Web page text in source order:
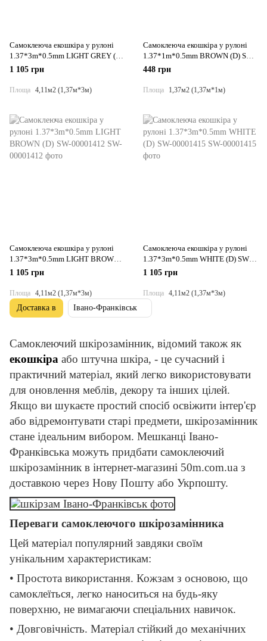
Самоклеюча екошкіра у рулоні
1.37*3m*0.5mm LIGHT GREY (D)
SW-00001324
1 105 грн
Площа 4,11м2 (1,37м*3м)
Самоклеюча екошкіра у рулоні
1.37*1m*0.5mm BROWN (D) SW-
00001360
448 грн
Площа 1,37м2 (1,37м*1м)
Самоклеюча екошкіра у рулоні
1.37*3m*0.5mm LIGHT BROWN
(D) SW-00001412
1 105 грн
Площа 4,11м2 (1,37м*3м)
Самоклеюча екошкіра у рулоні
1.37*3m*0.5mm WHITE (D) SW-
00001415
1 105 грн
Площа 4,11м2 (1,37м*3м)
Самоклеючий шкірозамінник, відомий також як
екошкіра або штучна шкіра, - це сучасний і
практичний матеріал, який легко використовувати
для оновлення меблів, декору та інших цілей.
Якщо ви шукаєте простий спосіб освіжити інтер'єр
або відремонтувати старі предмети, шкірозамінник
стане ідеальним вибором. Мешканці Івано-
Франківська можуть придбати самоклеючий
шкірозамінник в інтернет-магазині 50m.com.ua з
доставкою через Нову Пошту або Укрпошту.
Переваги самоклеючого шкірозамінника
Цей матеріал популярний завдяки своїм
унікальним характеристикам:
• Простота використання. Кожзам з основою, що
самоклеїться, легко наноситься на будь-яку
поверхню, не вимагаючи спеціальних навичок.
• Довговічність. Матеріал стійкий до механічних
Доставка в Івано-Франківськ